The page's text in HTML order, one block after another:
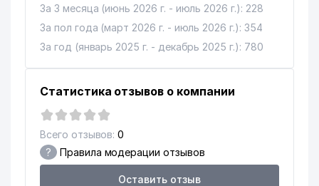
За 3 месяца (июнь 2026 г. - июль 2026 г.): 228
За пол года (март 2026 г. - июль 2026 г.): 354
За год (январь 2025 г. - декабрь 2025 г.): 780
Статистика отзывов о компании
Всего отзывов: 0
? Правила модерации отзывов
Оставить отзыв